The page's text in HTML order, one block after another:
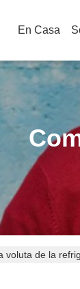
En Casa
voluta de la